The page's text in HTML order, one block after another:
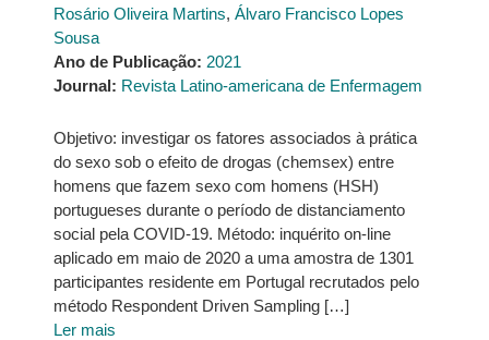
Rosário Oliveira Martins, Álvaro Francisco Lopes
Sousa
Ano de Publicação: 2021
Journal: Revista Latino-americana de Enfermagem
Objetivo: investigar os fatores associados à prática
do sexo sob o efeito de drogas (chemsex) entre
homens que fazem sexo com homens (HSH)
portugueses durante o período de distanciamento
social pela COVID-19. Método: inquérito on-line
aplicado em maio de 2020 a uma amostra de 1301
participantes residente em Portugal recrutados pelo
método Respondent Driven Sampling […]
Ler mais